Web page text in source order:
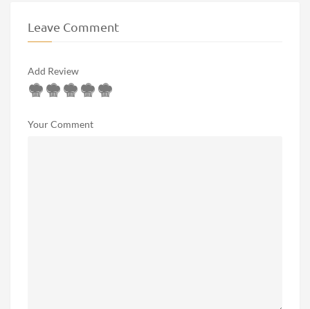
Leave Comment
Add Review
Your Comment